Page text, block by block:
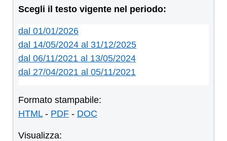
Scegli il testo vigente nel periodo:
dal 01/01/2026
dal 14/05/2024 al 31/12/2025
dal 06/11/2021 al 13/05/2024
dal 27/04/2021 al 05/11/2021
Formato stampabile:
HTML- PDF - DOC
Visualizza: